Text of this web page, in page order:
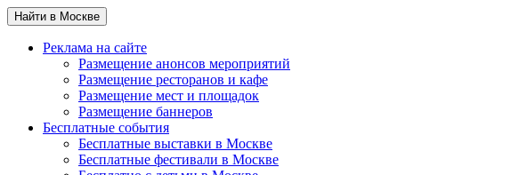
Найти в Москве
Реклама на сайте
Размещение анонсов мероприятий
Размещение ресторанов и кафе
Размещение мест и площадок
Размещение баннеров
Бесплатные события
Бесплатные выставки в Москве
Бесплатные фестивали в Москве